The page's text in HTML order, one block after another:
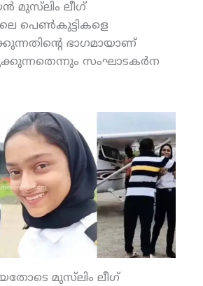
മുസ്‌ലിം ലീഗ്
പെണ്‍കുട്ടികളെ
ഭാഗമായാണ്
സംഘാടകര്‍ന
മുസ്‌ലിം ലീഗ്